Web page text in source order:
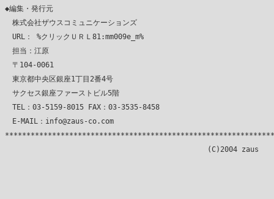
◆編集・発行元
株式会社ザウスコミュニケーションズ
URL： %クリックＵＲＬ81:mm009e_m%
担当：江原
〒104-0061
東京都中央区銀座1丁目2番4号
サクセス銀座ファーストビル5階
TEL：03-5159-8015 FAX：03-3535-8458
E-MAIL：info@zaus-co.com